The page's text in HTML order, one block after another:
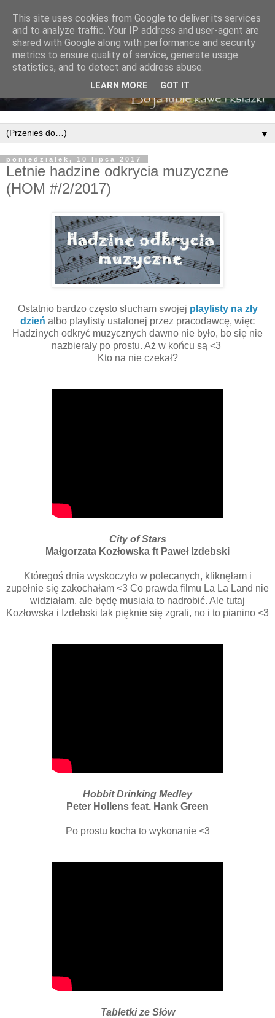
▼
poniedziałek, 10 lipca 2017
Letnie hadzine odkrycia muzyczne
(HOM #/2/2017)
Ostatnio bardzo często słucham swojej playlisty na zły
dzień albo playlisty ustalonej przez pracodawcę, więc
Hadzinych odkryć muzycznych dawno nie było, bo się nie
nazbierały po prostu. Aż w końcu są <3
Kto na nie czekał?
City of Stars
Małgorzata Kozłowska ft Paweł Izdebski
Któregoś dnia wyskoczyło w polecanych, kliknęłam i
zupełnie się zakochałam <3 Co prawda filmu La La Land nie
widziałam, ale będę musiała to nadrobić. Ale tutaj
Kozłowska i Izdebski tak pięknie się zgrali, no i to pianino <3
Hobbit Drinking Medley
Peter Hollens feat. Hank Green
Po prostu kocha to wykonanie <3
Tabletki ze Słów
This site uses cookies from Google to deliver its services
and to analyze traffic. Your IP address and user-agent are
shared with Google along with performance and security
metrics to ensure quality of service, generate usage
statistics, and to detect and address abuse.
LEARN MORE GOT IT